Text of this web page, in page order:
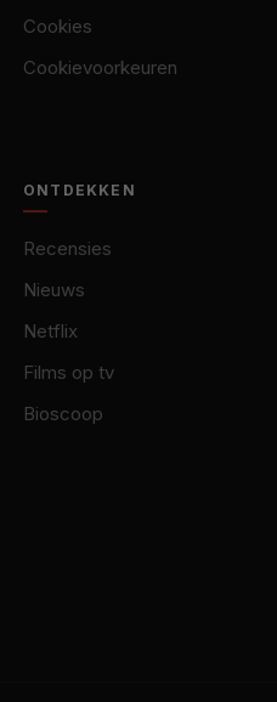
Cookies
Cookievoorkeuren
ONTDEKKEN
Recensies
Nieuws
Netflix
Films op tv
Bioscoop